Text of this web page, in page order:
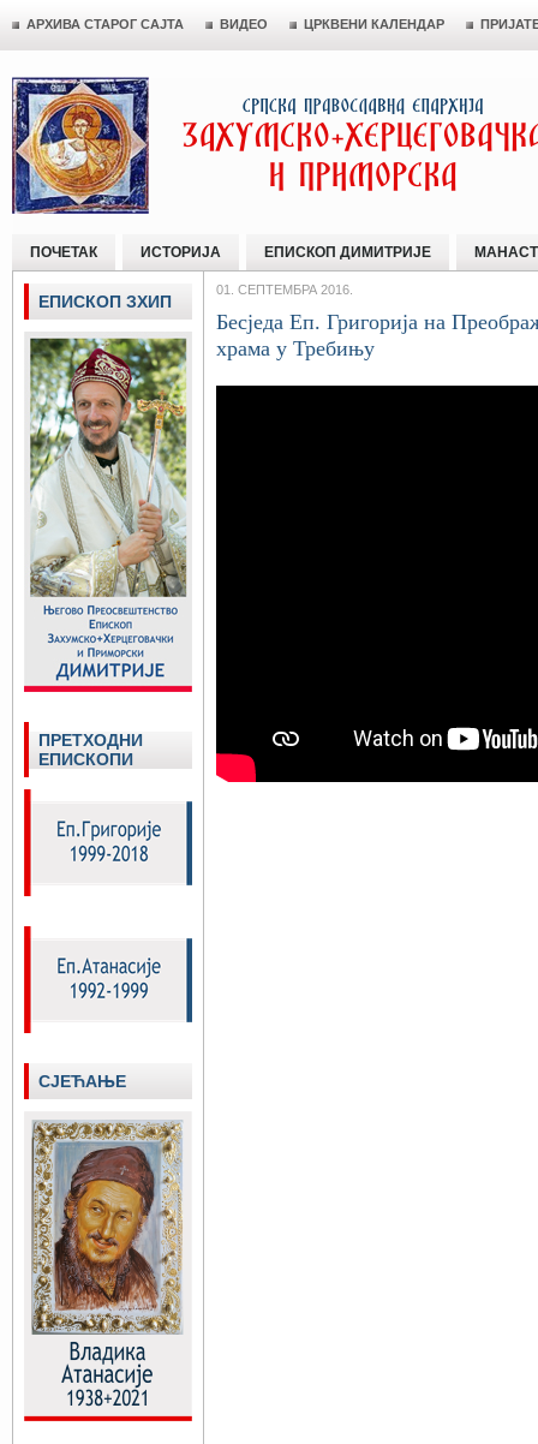
АРХИВА СТАРОГ САЈТА ВИДЕО ЦРКВЕНИ КАЛЕНДАР
ПОЧЕТАК ИСТОРИЈА ЕПИСКОП ДИМИТРИЈЕ
01. СЕПТЕМБРА 2016.
Бесједа Еп. Григорија на
храма у Требињу
ЕПИСКОП ЗХИП
ПРЕТХОДНИ
ЕПИСКОПИ
СЈЕЋАЊЕ